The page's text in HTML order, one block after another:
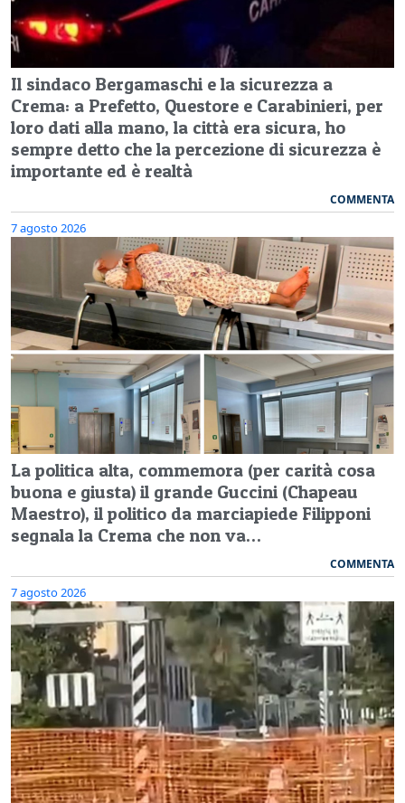
Il sindaco Bergamaschi e la sicurezza a
Crema: a Prefetto, Questore e Carabinieri, per
loro dati alla mano, la città era sicura, ho
sempre detto che la percezione di sicurezza è
importante ed è realtà
COMMENTA
7 agosto 2026
La politica alta, commemora (per carità cosa
buona e giusta) il grande Guccini (Chapeau
Maestro), il politico da marciapiede Filipponi
segnala la Crema che non va…
COMMENTA
7 agosto 2026